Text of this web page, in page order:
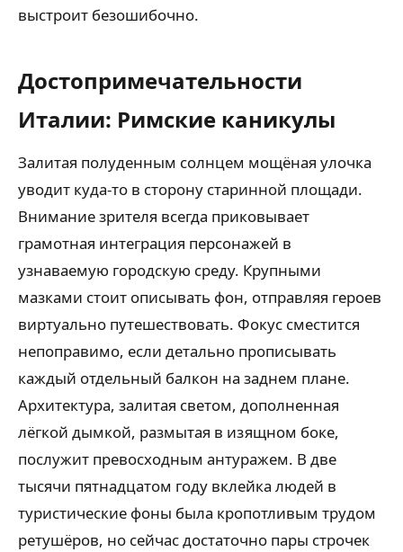
выстроит безошибочно.
Достопримечательности
Италии: Римские каникулы
Залитая полуденным солнцем мощёная улочка
уводит куда-то в сторону старинной площади.
Внимание зрителя всегда приковывает
грамотная интеграция персонажей в
узнаваемую городскую среду. Крупными
мазками стоит описывать фон, отправляя героев
виртуально путешествовать. Фокус сместится
непоправимо, если детально прописывать
каждый отдельный балкон на заднем плане.
Архитектура, залитая светом, дополненная
лёгкой дымкой, размытая в изящном боке,
послужит превосходным антуражем. В две
тысячи пятнадцатом году вклейка людей в
туристические фоны была кропотливым трудом
ретушёров, но сейчас достаточно пары строчек